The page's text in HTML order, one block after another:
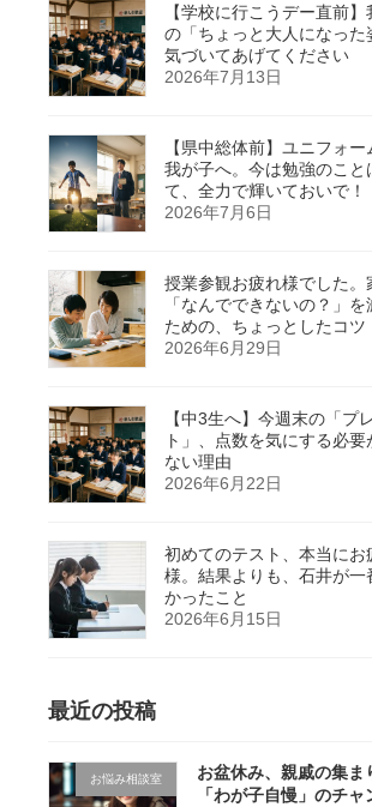
【学校に行こうデー直前】
の「ちょっと大人になった
気づいてあげてください
2026年7月13日
【県中総体前】ユニフォー
我が子へ。今は勉強のこと
て、全力で輝いておいで！
2026年7月6日
授業参観お疲れ様でした。
「なんでできないの？」を
ための、ちょっとしたコツ
2026年6月29日
【中3生へ】今週末の「プ
ト」、点数を気にする必要
ない理由
2026年6月22日
初めてのテスト、本当にお
様。結果よりも、石井が一
かったこと
2026年6月15日
最近の投稿
お悩み相談室
お盆休み、親戚の集ま
「わが子自慢」のチャ